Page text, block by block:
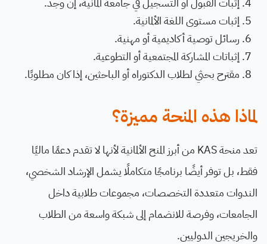
إثبات مستوى اللغة الألمانية.
رسائل توصية أكاديمية أو مهنية.
إثباتات المشاركة المجتمعية أو التطوعية.
مقترح بحثي لطلاب الدكتوراه أو الباحثين، إذا كان مطلوبًا.
لماذا هذه المنحة مميزة؟
تعد منحة KAS من أبرز المنح الألمانية لأنها لا تقدم دعمًا ماليًا
فقط، بل توفر أيضًا برنامجًا متكاملًا يشمل الإرشاد الشخصي،
الندوات متعددة التخصصات، مجموعات طلابية داخل
الجامعات، وفرصة للانضمام إلى شبكة واسعة من الطلاب
والخريجين الدوليين.